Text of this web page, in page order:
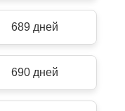
689 дней
690 дней